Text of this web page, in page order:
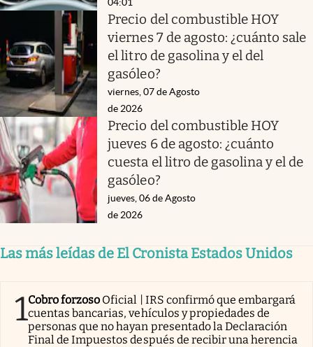
Precio del combustible HOY
viernes 7 de agosto: ¿cuánto sale
el litro de gasolina y el del
gasóleo?
viernes, 07 de Agosto
de 2026
Precio del combustible HOY
jueves 6 de agosto: ¿cuánto
cuesta el litro de gasolina y el de
gasóleo?
jueves, 06 de Agosto
de 2026
Las más leídas de El Cronista Estados Unidos
1Cobro forzoso Oficial | IRS confirmó que embargará
cuentas bancarias, vehículos y propiedades de
personas que no hayan presentado la Declaración
Final de Impuestos después de recibir una herencia